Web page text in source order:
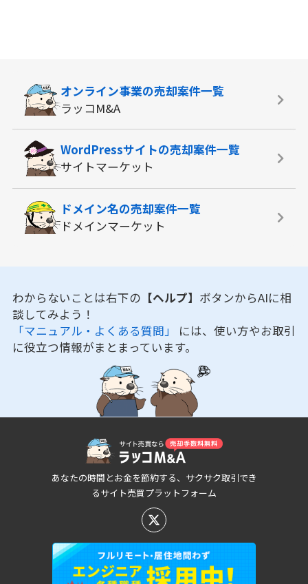
オンライン事業の売却案件一覧
ラッコM&A
WordPressサイトの売却案件一覧
サイトマーケット
ドメイン名の売却案件一覧
ドメインマーケット
わからないことは右下の 【ヘルプ】 ボタンからAIに相
談してみよう！
「マニュアル・よくある質問」 には、使い方やお取引
に役立つ情報がまとまっています。
あなたの時間とお金を節約する、サクサク取引でき
るサイト売買プラットフォーム